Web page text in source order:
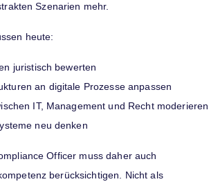
Szenarien mehr.
heute:
juristisch bewerten
an digitale Prozesse anpassen
IT, Management und Recht moderieren
neu denken
Officer muss daher auch
berücksichtigen. Nicht als